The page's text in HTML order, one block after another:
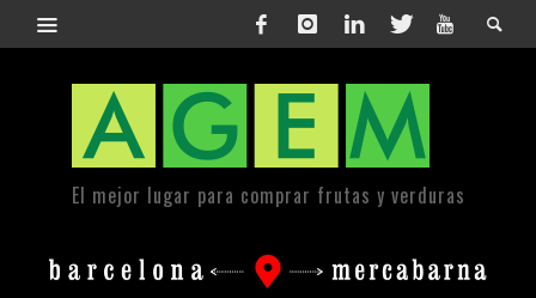
El mejor lugar para comprar frutas y verduras